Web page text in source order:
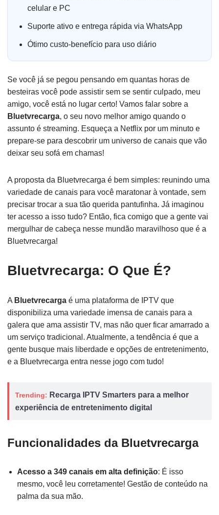
celular e PC
Suporte ativo e entrega rápida via WhatsApp
Ótimo custo-benefício para uso diário
Se você já se pegou pensando em quantas horas de
besteiras você pode assistir sem se sentir culpado, meu
amigo, você está no lugar certo! Vamos falar sobre a
Bluetvrecarga, o seu novo melhor amigo quando o
assunto é streaming. Esqueça a Netflix por um minuto e
prepare-se para descobrir um universo de canais que vão
deixar seu sofá em chamas!
A proposta da Bluetvrecarga é bem simples: reunindo uma
variedade de canais para você maratonar à vontade, sem
precisar trocar a sua tão querida pantufinha. Já imaginou
ter acesso a isso tudo? Então, fica comigo que a gente vai
mergulhar de cabeça nesse mundão maravilhoso que é a
Bluetvrecarga!
Bluetvrecarga: O Que É?
A Bluetvrecarga é uma plataforma de IPTV que
disponibiliza uma variedade imensa de canais para a
galera que ama assistir TV, mas não quer ficar amarrado a
um serviço tradicional. Atualmente, a tendência é que a
gente busque mais liberdade e opções de entretenimento,
e a Bluetvrecarga entra nesse jogo com tudo!
Trending: Recarga IPTV Smarters para a melhor
experiência de entretenimento digital
Funcionalidades da Bluetvrecarga
Acesso a 349 canais em alta definição: É isso
mesmo, você leu corretamente! Gestão de conteúdo na
palma da sua mão.